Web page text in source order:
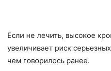
Если не лечить, высокое
увеличивает риск
чем говорилось ранее.